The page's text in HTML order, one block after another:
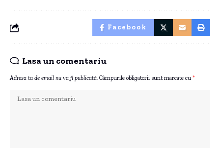
Facebook
Lasa un comentariu
Adresa ta de email nu va fi publicată. Câmpurile obligatorii sunt marcate cu *